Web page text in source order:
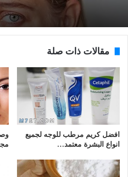
مقالات ذات صلة
افضل كريم مرطب للوجه لجميع
انواع البشرة معتمد…